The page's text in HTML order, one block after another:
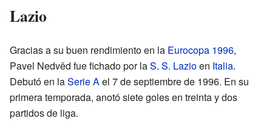
Lazio
Gracias a su buen rendimiento en la Eurocopa 1996,
Pavel Nedvěd fue fichado por laS. S. Lazioen Italia.
Debutó en laSerie Ael 7 de septiembre de 1996. En su
primera temporada, anotó siete goles en treinta y dos
partidos de liga.